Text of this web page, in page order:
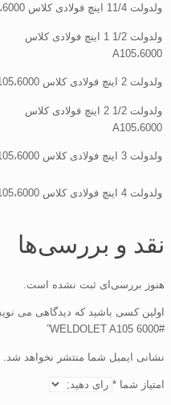
ولدولت 11/4 اینچ فولادی کلاس 6000،A105
ولدولت 1/2 1 اینچ فولادی کلاس
6000،A105
ولدولت 2 اینچ فولادی کلاس 6000،A105
ولدولت 1/2 2 اینچ فولادی کلاس
6000،A105
ولدولت 3 اینچ فولادی کلاس 6000،A105
ولدولت 4 اینچ فولادی کلاس 6000،A105
نقد و بررسی‌ها
هنوز بررسی‌ای ثبت نشده است.
WELDOLET A105 6000#”
نشانی ایمیل شما منتشر نخواهد شد.
امتیاز شما *